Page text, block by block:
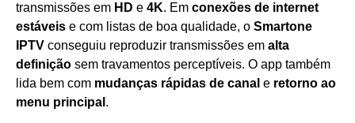
transmissões em HD e 4K. Em conexões de internet
estáveis e com listas de boa qualidade, o Smartone
IPTV conseguiu reproduzir transmissões em alta
definição sem travamentos perceptíveis. O app também
lida bem com mudanças rápidas de canal e retorno ao
menu principal .